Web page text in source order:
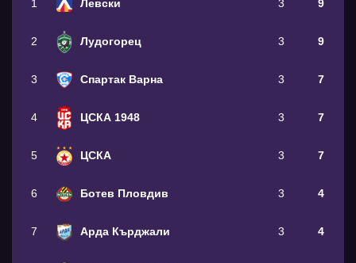
1 Левски 3 9
2 Лудогорец 3 9
3 Спартак Варна 3 7
4 ЦСКА 1948 3 7
5 ЦСКА 3 7
6 Ботев Пловдив 3 4
7 Арда Кърджали 3 4